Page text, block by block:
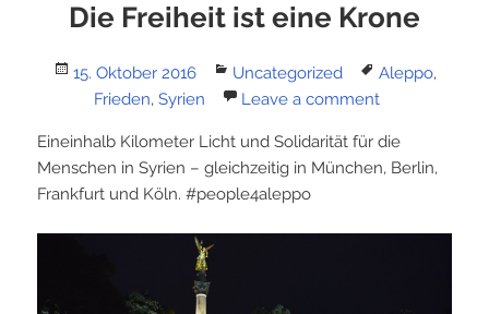
Die Freiheit ist eine Krone
Posted
15. Oktober 2016 Categories
Uncategorized Tags
Aleppo,
Frieden, Syrien Leave a comment
Eineinhalb Kilometer Licht und Solidarität für die
Menschen in Syrien – gleichzeitig in München, Berlin,
Frankfurt und Köln. #people4aleppo